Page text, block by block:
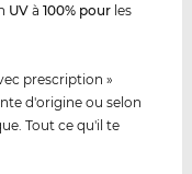
UV à100% pour les
prescription »
d'origine ou selon
Tout ce qu'il te